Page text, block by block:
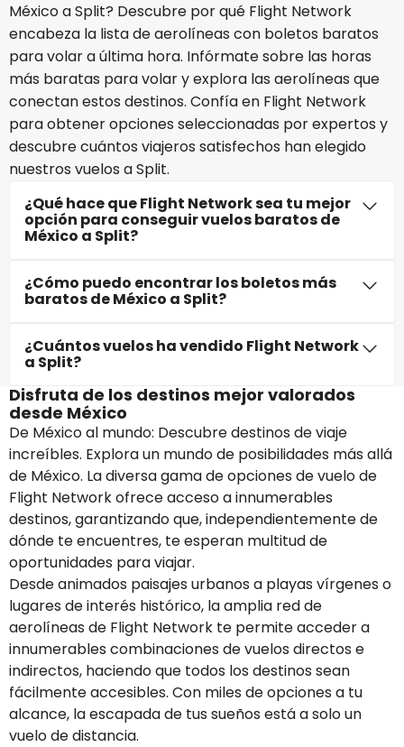
México a Split? Descubre por qué Flight Network
encabeza la lista de aerolíneas con boletos baratos
para volar a última hora. Infórmate sobre las horas
más baratas para volar y explora las aerolíneas que
conectan estos destinos. Confía en Flight Network
para obtener opciones seleccionadas por expertos y
descubre cuántos viajeros satisfechos han elegido
nuestros vuelos a Split.
¿Qué hace que Flight Network sea tu mejor
opción para conseguir vuelos baratos de
México a Split?
¿Cómo puedo encontrar los boletos más
baratos de México a Split?
¿Cuántos vuelos ha vendido Flight Network
a Split?
Disfruta de los destinos mejor valorados
desde México
De México al mundo: Descubre destinos de viaje
increíbles. Explora un mundo de posibilidades más allá
de México. La diversa gama de opciones de vuelo de
Flight Network ofrece acceso a innumerables
destinos, garantizando que, independientemente de
dónde te encuentres, te esperan multitud de
oportunidades para viajar.
Desde animados paisajes urbanos a playas vírgenes o
lugares de interés histórico, la amplia red de
aerolíneas de Flight Network te permite acceder a
innumerables combinaciones de vuelos directos e
indirectos, haciendo que todos los destinos sean
fácilmente accesibles. Con miles de opciones a tu
alcance, la escapada de tus sueños está a solo un
vuelo de distancia.